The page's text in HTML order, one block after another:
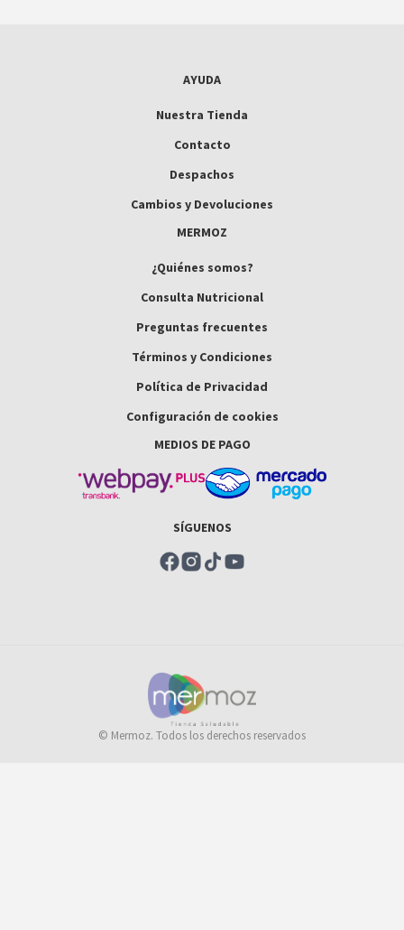
AYUDA
Nuestra Tienda
Contacto
Despachos
Cambios y Devoluciones
MERMOZ
¿Quiénes somos?
Consulta Nutricional
Preguntas frecuentes
Términos y Condiciones
Política de Privacidad
Configuración de cookies
MEDIOS DE PAGO
SÍGUENOS
© Mermoz. Todos los derechos reservados